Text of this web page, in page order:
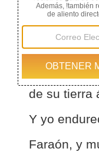
Tú
te
hablará á
de su tierra
Y yo
Faraón, y